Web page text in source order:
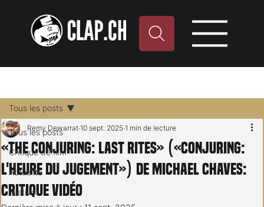
Tous les posts
Critique de film
Actualité
Festival
Tous les posts
«The Conjuring: Last Rites» («Conjuring:
L'Heure du jugement») de Michael Chaves:
critique vidéo
Remy Dewarrat 10 sept. 2025 1 min de lecture